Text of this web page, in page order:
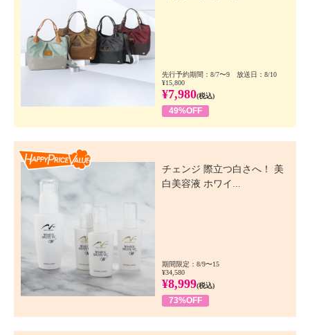
先行予約期間：8/7〜9 放送日：8/10
¥15,800
¥7,980(税込)
49%OFF
チェンジ 際立つ白さへ！ 美
白美容液 ホワイ...
期間限定：8/9〜15
¥34,580
¥8,999(税込)
73%OFF